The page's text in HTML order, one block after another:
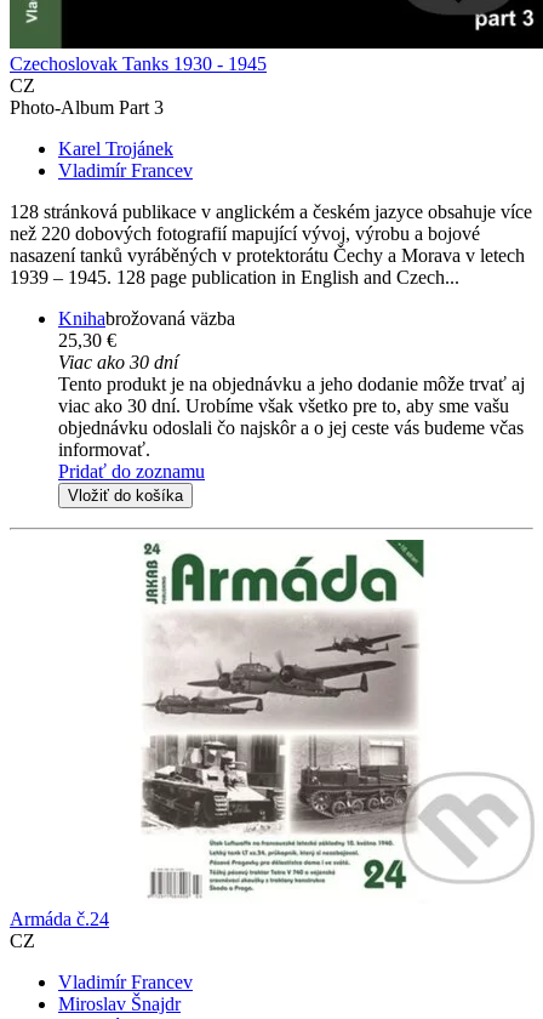
Czechoslovak Tanks 1930 - 1945
CZ
Photo-Album Part 3
Karel Trojánek
Vladimír Francev
128 stránková publikace v anglickém a českém jazyce obsahuje více
než 220 dobových fotografií mapující vývoj, výrobu a bojové
nasazení tanků vyráběných v protektorátu Čechy a Morava v letech
1939 – 1945. 128 page publication in English and Czech...
Knihabrožovaná väzba
25,30 €
Viac ako 30 dní
Tento produkt je na objednávku a jeho dodanie môže trvať aj
viac ako 30 dní. Urobíme však všetko pre to, aby sme vašu
objednávku odoslali čo najskôr a o jej ceste vás budeme včas
informovať.
Pridať do zoznamu
Vložiť do košíka
Armáda č.24
CZ
Vladimír Francev
Miroslav Šnajdr